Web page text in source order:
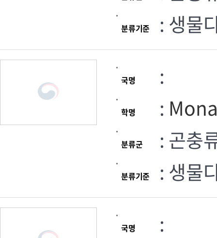
분류기준 : 생물
국명 :
학명 :
분류군 : 곤충
분류기준 : 생물
국명 :